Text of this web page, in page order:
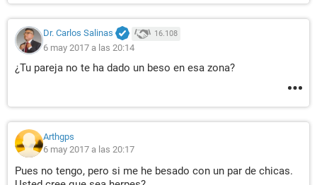
Dr. Carlos Salinas 16.108
6 may 2017 a las 20:14
¿Tu pareja no te ha dado un beso en esa zona?
Arthgps
6 may 2017 a las 20:17
Pues no tengo, pero si me he besado con un par de chicas.